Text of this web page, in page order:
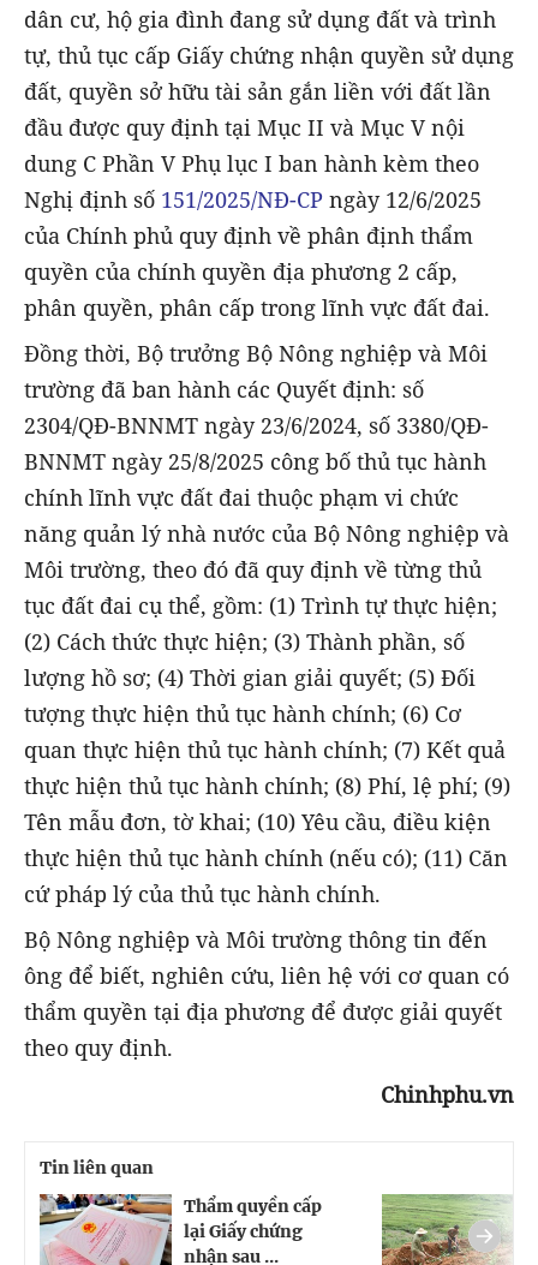
dân cư, hộ gia đình đang sử dụng đất và trình
tự, thủ tục cấp Giấy chứng nhận quyền sử dụng
đất, quyền sở hữu tài sản gắn liền với đất lần
đầu được quy định tại Mục II và Mục V nội
dung C Phần V Phụ lục I ban hành kèm theo
Nghị định số 151/2025/NĐ-CP ngày 12/6/2025
của Chính phủ quy định về phân định thẩm
quyền của chính quyền địa phương 2 cấp,
phân quyền, phân cấp trong lĩnh vực đất đai.
Đồng thời, Bộ trưởng Bộ Nông nghiệp và Môi
trường đã ban hành các Quyết định: số
2304/QĐ-BNNMT ngày 23/6/2024, số 3380/QĐ-
BNNMT ngày 25/8/2025 công bố thủ tục hành
chính lĩnh vực đất đai thuộc phạm vi chức
năng quản lý nhà nước của Bộ Nông nghiệp và
Môi trường, theo đó đã quy định về từng thủ
tục đất đai cụ thể, gồm: (1) Trình tự thực hiện;
(2) Cách thức thực hiện; (3) Thành phần, số
lượng hồ sơ; (4) Thời gian giải quyết; (5) Đối
tượng thực hiện thủ tục hành chính; (6) Cơ
quan thực hiện thủ tục hành chính; (7) Kết quả
thực hiện thủ tục hành chính; (8) Phí, lệ phí; (9)
Tên mẫu đơn, tờ khai; (10) Yêu cầu, điều kiện
thực hiện thủ tục hành chính (nếu có); (11) Căn
cứ pháp lý của thủ tục hành chính.
Bộ Nông nghiệp và Môi trường thông tin đến
ông để biết, nghiên cứu, liên hệ với cơ quan có
thẩm quyền tại địa phương để được giải quyết
theo quy định.
Chinhphu.vn
Tin liên quan
Thẩm quyền cấp
lại Giấy chứng
nhận sau ...